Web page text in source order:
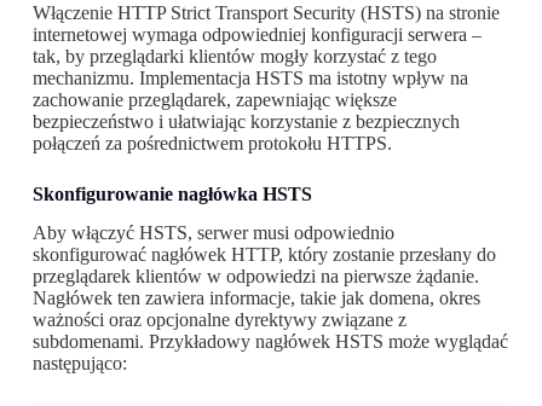
Włączenie HTTP Strict Transport Security (HSTS) na stronie
internetowej wymaga odpowiedniej konfiguracji serwera –
tak, by przeglądarki klientów mogły korzystać z tego
mechanizmu. Implementacja HSTS ma istotny wpływ na
zachowanie przeglądarek, zapewniając większe
bezpieczeństwo i ułatwiając korzystanie z bezpiecznych
połączeń za pośrednictwem protokołu HTTPS.
Skonfigurowanie nagłówka HSTS
Aby włączyć HSTS, serwer musi odpowiednio
skonfigurować nagłówek HTTP, który zostanie przesłany do
przeglądarek klientów w odpowiedzi na pierwsze żądanie.
Nagłówek ten zawiera informacje, takie jak domena, okres
ważności oraz opcjonalne dyrektywy związane z
subdomenami. Przykładowy nagłówek HSTS może wyglądać
następująco: